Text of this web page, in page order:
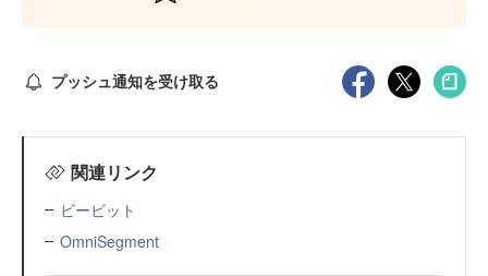
プッシュ通知を受け取る
関連リンク
ビービット
OmniSegment